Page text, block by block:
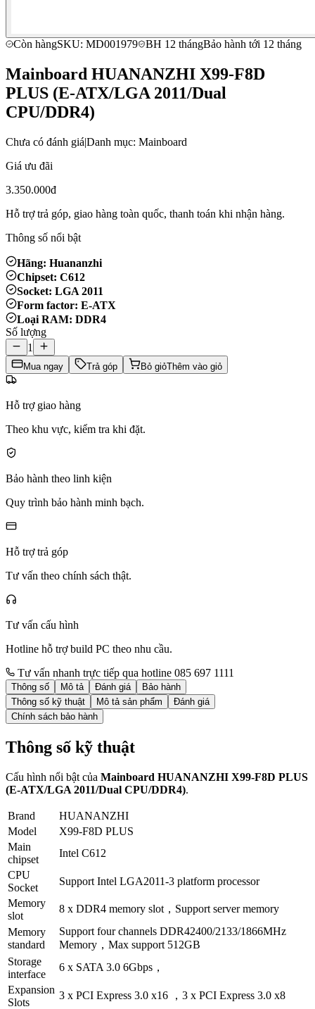
Còn hàngSKU: MD001979 BH 12 thángBảo hành tới 12 tháng
Mainboard HUANANZHI X99-F8D
PLUS (E-ATX/LGA 2011/Dual
CPU/DDR4)
Chưa có đánh giá|Danh mục: Mainboard
Giá ưu đãi
3.350.000đ
Hỗ trợ trả góp, giao hàng toàn quốc, thanh toán khi nhận hàng.
Thông số nổi bật
Hãng: Huananzhi
Chipset: C612
Socket: LGA 2011
Form factor: E-ATX
Loại RAM: DDR4
Số lượng
1
Mua ngay Trả góp Bỏ giỏThêm vào giỏ
Hỗ trợ giao hàng
Theo khu vực, kiểm tra khi đặt.
Bảo hành theo linh kiện
Quy trình bảo hành minh bạch.
Hỗ trợ trả góp
Tư vấn theo chính sách thật.
Tư vấn cấu hình
Hotline hỗ trợ build PC theo nhu cầu.
Tư vấn nhanh trực tiếp qua hotline 085 697 1111
Thông số Mô tả Đánh giá
Bảo hành
Thông số kỹ thuật
Mô tả sản phẩm
Đánh giá
Chính sách bảo hành
Thông số kỹ thuật
Cấu hình nổi bật của Mainboard HUANANZHI X99-F8D PLUS
(E-ATX/LGA 2011/Dual CPU/DDR4).
Brand
HUANANZHI
Model
X99-F8D PLUS
Main
chipset
Intel C612
CPU
Socket
Support Intel LGA2011-3 platform processor
Memory
slot
8 x DDR4 memory slot，Support server memory
Memory
standard
Support four channels DDR42400/2133/1866MHz
Memory，Max support 512GB
Storage
interface
6 x SATA 3.0 6Gbps，
Expansion
Slots
3 x PCI Express 3.0 x16 ，3 x PCI Express 3.0 x8